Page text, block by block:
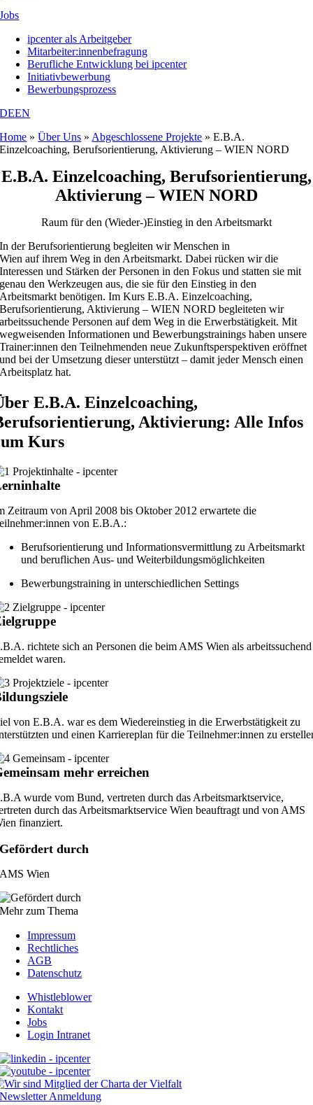
Jobs
ipcenter als Arbeitgeber
Mitarbeiter:innenbefragung
Berufliche Entwicklung bei ipcenter
Initiativbewerbung
Bewerbungsprozess
DEEN
Home »Über Uns » Abgeschlossene Projekte »E.B.A.
Einzelcoaching, Berufsorientierung, Aktivierung – WIEN NORD
E.B.A. Einzelcoaching, Berufsorientierung,
Aktivierung – WIEN NORD
Raum für den (Wieder-)Einstieg in den Arbeitsmarkt
In der Berufsorientierung begleiten wir Menschenin
Wienaufihrem Weg in den Arbeitsmarkt. Dabei rücken wir die
Interessen und Stärken der Personen in den Fokus und statten sie mit
genau den Werkzeugen aus, die sie für den Einstieg in den
Arbeitsmarkt benötigen. Im Kurs E.B.A. Einzelcoaching,
Berufsorientierung, Aktivierung – WIEN NORD begleiteten wir
arbeitssuchende Personen auf dem Weg in die Erwerbstätigkeit. Mit
wegweisenden Informationen und Bewerbungstrainings haben unsere
Trainer:innen den Teilnehmenden neue Zukunftsperspektiven eröffnet
und bei der Umsetzung dieser unterstützt – damit jeder Mensch einen
Arbeitsplatz hat.
E.B.A. Einzelcoaching,
Aktivierung: Alle Infos
Kurs
Zeitraum von April 2008 bis Oktober 2012 erwartete die
von E.B.A.:
Berufsorientierung und Informationsvermittlung zu Arbeitsmarkt
und beruflichen Aus- und Weiterbildungsmöglichkeiten
Bewerbungstraining in unterschiedlichen Settings
richtete sich an Personen die beim AMS Wien als arbeitssuchend
waren.
von E.B.A. war es dem Wiedereinstieg in die Erwerbstätigkeit zu
und einen Karriereplan für die Teilnehmer:innen zu
mehr erreichen
wurde vom Bund, vertreten durch das Arbeitsmarktservice,
durch das Arbeitsmarktservice Wien beauftragt und von AMS
finanziert.
Gefördert durch
AMS Wien
Mehr zum Thema
Impressum
Rechtliches
AGB
Datenschutz
Whistleblower
Kontakt
Jobs
Login Intranet
Newsletter Anmeldung